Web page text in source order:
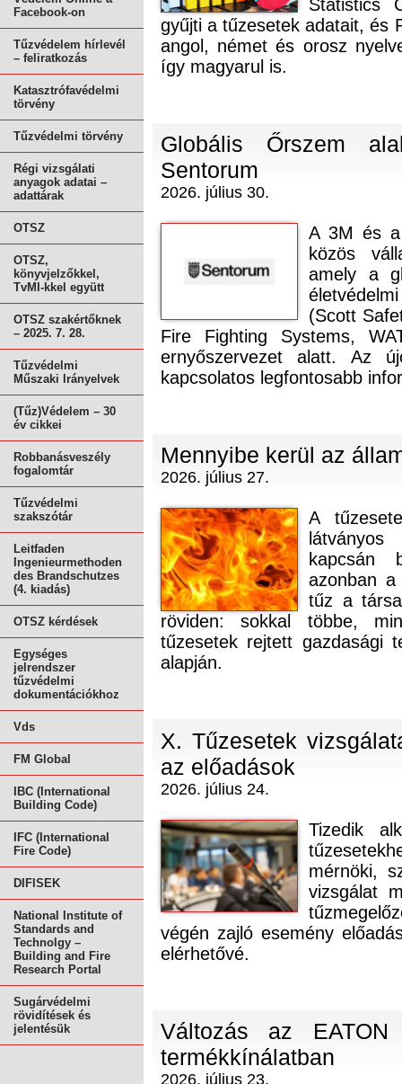
Facebook-on
Tűzvédelem hírlevél
– feliratkozás
Katasztrófavédelmi
törvény
Tűzvédelmi törvény
Régi vizsgálati
anyagok adatai –
adattárak
OTSZ
OTSZ,
könyvjelzőkkel,
TvMI-kkel együtt
OTSZ szakértőknek
– 2025. 7. 28.
Tűzvédelmi
Műszaki Irányelvek
(Tűz)Védelem – 30
év cikkei
Robbanásveszély
fogalomtár
Tűzvédelmi
szakszótár
Leitfaden
Ingenieurmethoden
des Brandschutzes
(4. kiadás)
OTSZ kérdések
Egységes
jelrendszer
tűzvédelmi
dokumentációkhoz
Vds
FM Global
IBC (International
Building Code)
IFC (International
Fire Code)
DIFISEK
National Institute of
Standards and
Technolgy –
Building and Fire
Research Portal
Sugárvédelmi
rövidítések és
jelentésük
Statistics
gyűjti a tűzesetek adatait, és
angol, német és orosz
így magyarul is.
Globális Őrszem
Sentorum
2026. július 30.
A 3M és a
közös
amely a
(Scott
Fire Fighting Systems,
ernyőszervezet alatt. Az
kapcsolatos legfontosabb
Mennyibe kerül az
2026. július 27.
A
kapcsán
azonban
tűz a
röviden: sokkal többe,
tűzesetek rejtett gazdasági
alapján.
X. Tűzesetek
az előadások
2026. július 24.
Tizedik
mérnöki,
vizsgálat
végén zajló esemény
elérhetővé.
Változás az EATON
termékkínálatban
2026. július 23.